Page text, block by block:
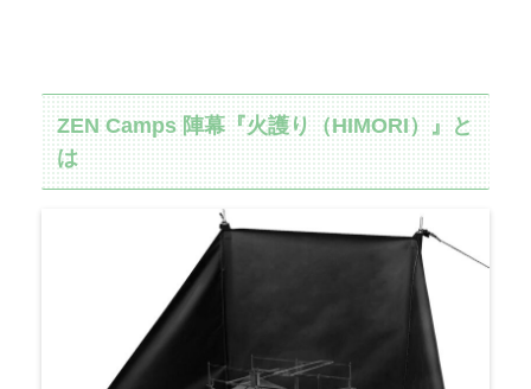
ZEN Camps 陣幕『火護り（HIMORI）』と
は